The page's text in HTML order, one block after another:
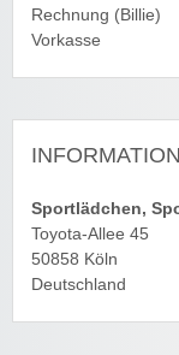
Rechnung (Billie)
Vorkasse
Sportlädchen,
Toyota-Allee 45
50858 Köln
Deutschland